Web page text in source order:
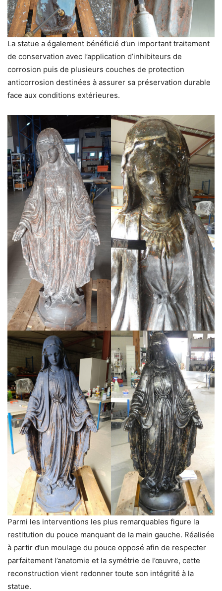
La statue a également bénéficié d’un important traitement
de conservation avec l’application d’inhibiteurs de
corrosion puis de plusieurs couches de protection
anticorrosion destinées à assurer sa préservation durable
face aux conditions extérieures.
Parmi les interventions les plus remarquables figure la
restitution du pouce manquant de la main gauche. Réalisée
à partir d’un moulage du pouce opposé afin de respecter
parfaitement l’anatomie et la symétrie de l’œuvre, cette
reconstruction vient redonner toute son intégrité à la
statue.